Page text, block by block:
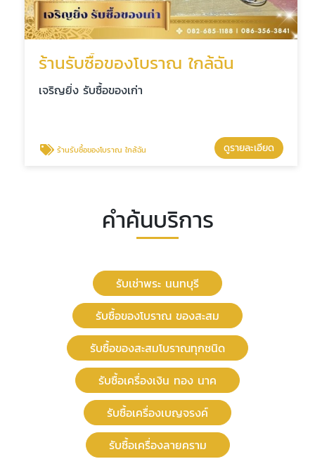
ร้านรับซื้อของโบราณ ใกล้ฉัน
เจริญยิ่ง รับซื้อของเก่า
ร้านรับซื้อของโบราณ ใกล้ฉัน ดูรายละเอียด
คำค้นบริการ
รับเช่าพระ นนทบุรี
รับซื้อของโบราณ ของสะสม
รับซื้อของสะสมโบราณทุกชนิด
รับซื้อเครื่องเงิน ทอง นาค
รับซื้อเครื่องเบญจรงค์
รับซื้อเครื่องลายคราม